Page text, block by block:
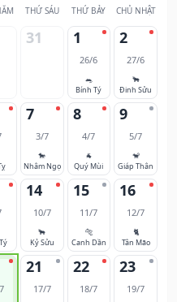
THỨ SÁU THỨ BẢY CHỦ NHẬT
31 1
26/6
🐀
Bính Tý
2
27/6
🐂
Đinh Sửu
7
3/7
🐎
Nhâm Ngọ
8
4/7
🐐
Quý Mùi
9
5/7
🐒
Giáp Thân
14
10/7
🐂
Kỷ Sửu
15
11/7
🐅
Canh Dần
16
12/7
🐈
Tân Mão
21
17/7
22
18/7
23
19/7